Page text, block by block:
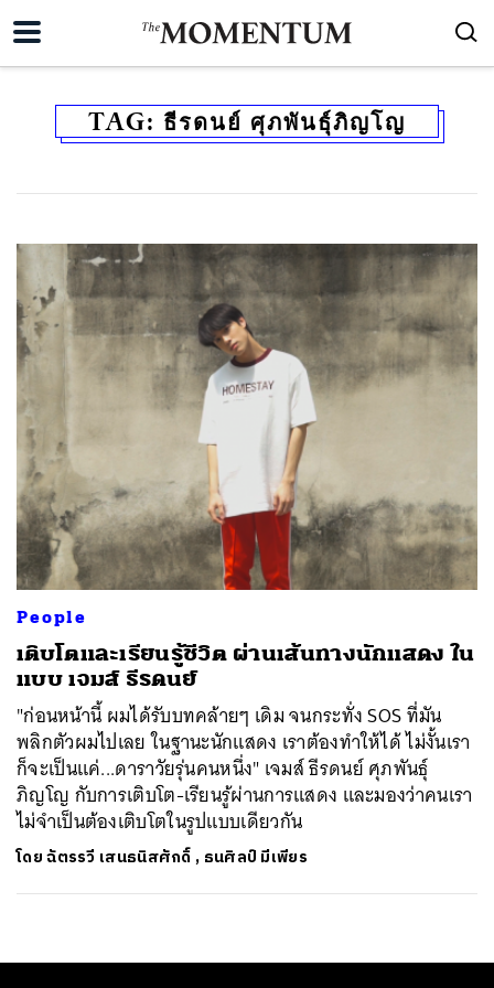
TAG: ธีรดนย์ ศุภพันธุ์ภิญโญ
People
เติบโตและเรียนรู้ชีวิต ผ่านเส้นทางนักแสดง ใน
แบบ เจมส์ ธีรดนย์
"ก่อนหน้านี้ ผมได้รับบทคล้ายๆ เดิม จนกระทั่ง SOS ที่มัน
พลิกตัวผมไปเลย ในฐานะนักแสดง เราต้องทำให้ได้ ไม่งั้นเรา
ก็จะเป็นแค่...ดาราวัยรุ่นคนหนึ่ง" เจมส์ ธีรดนย์ ศุภพันธุ์
ภิญโญ กับการเติบโต-เรียนรู้ผ่านการแสดง และมองว่าคนเรา
ไม่จำเป็นต้องเติบโตในรูปแบบเดียวกัน
โดยฉัตรรวี เสนธนิสศักดิ์ , ธนศิลป์ มีเพียร
ค้นหา
SHARE TWEET LINE EMAIL